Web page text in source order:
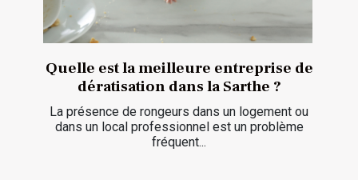
Quelle est la meilleure entreprise de
dératisation dans la Sarthe ?
La présence de rongeurs dans un logement ou
dans un local professionnel est un problème
fréquent...